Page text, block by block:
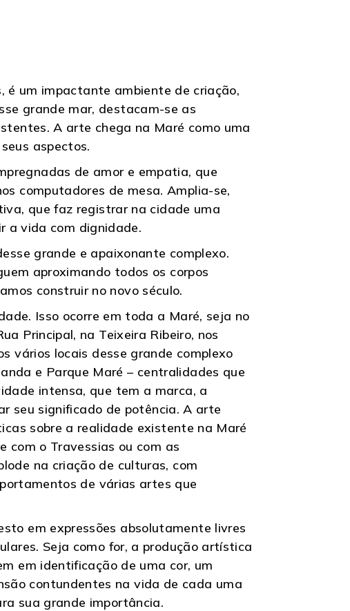
é um impactante ambiente de criação,
grande mar, destacam-se as
A arte chega na Maré como uma
aspectos.
de amor e empatia, que
computadores de mesa. Amplia-se,
que faz registrar na cidade uma
a vida com dignidade.
grande e apaixonante complexo.
aproximando todos os corpos
construir no novo século.
Isso ocorre em toda a Maré, seja no
Principal, na Teixeira Ribeiro, nos
vários locais desse grande complexo
e Parque Maré – centralidades que
intensa, que tem a marca, a
seu significado de potência. A arte
sobre a realidade existente na Maré
com o Travessias ou com as
na criação de culturas, com
de várias artes que
em expressões absolutamente livres
Seja como for, a produção artística
em identificação de uma cor, um
contundentes na vida de cada uma
sua grande importância.